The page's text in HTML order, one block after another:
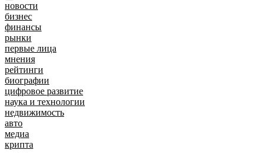
новости
бизнес
финансы
рынки
первые лица
мнения
рейтинги
биографии
цифровое развитие
наука и технологии
недвижимость
авто
медиа
крипта